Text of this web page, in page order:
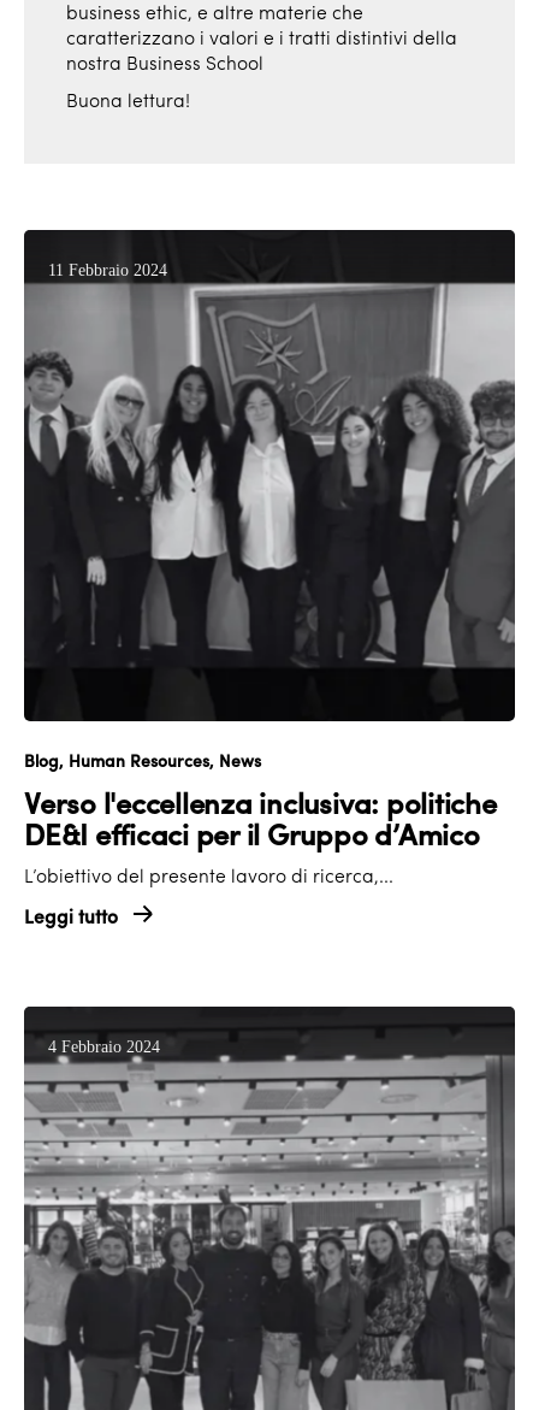
business ethic, e altre materie che
caratterizzano i valori e i tratti distintivi della
nostra Business School
Buona lettura!
11 Febbraio 2024
Blog Human Resources News
Verso l'eccellenza inclusiva: politiche
DE&I efficaci per il Gruppo d’Amico
L’obiettivo del presente lavoro di ricerca,...
Leggi tutto
4 Febbraio 2024